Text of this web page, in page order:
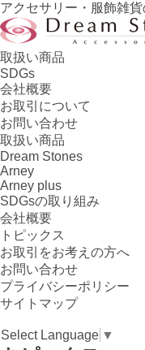
アクセサリー・服飾雑
取扱い商品
SDGs
会社概要
お取引について
お問い合わせ
取扱い商品
Dream Stones
Arney
Arney plus
SDGsの取り組み
会社概要
トピックス
お取引をお考えの方へ
お問い合わせ
プライバシーポリシー
サイトマップ
Select Language ▼